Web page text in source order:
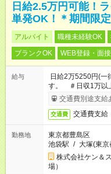
日給2.5万円可能！
単発OK！＊期間限定
アルバイト 職種未経験OK
ブランクOK
WEB登録・面
給与
日給2万5250円(
す。 ＃日収1万以
交通費別途支給
交通費 交通費支給
勤務地
東京都豊島区
池袋駅 / 大塚(東
株式会社ケン＆
場）